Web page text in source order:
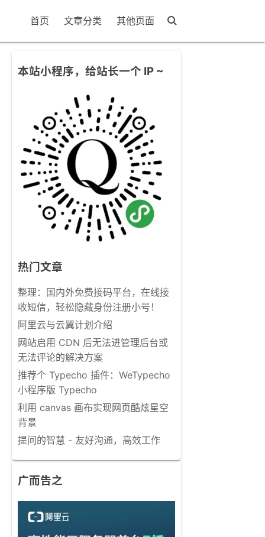
首页 文章分类 其他页面
本站小程序，给站长一个 IP ~
热门文章
整理：国内外免费接码平台，在线接
收短信，轻松隐藏身份注册小号！
阿里云与云翼计划介绍
网站启用 CDN 后无法进管理后台或
无法评论的解决方案
推荐个 Typecho 插件：WeTypecho
小程序版 Typecho
利用 canvas 画布实现网页酷炫星空
背景
提问的智慧 - 友好沟通，高效工作
广而告之